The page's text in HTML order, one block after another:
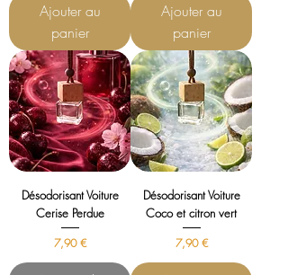
Ajouter au
panier
Ajouter au
panier
Désodorisant Voiture
Cerise Perdue
Prix
7,90 €
Désodorisant Voiture
Coco et citron vert
Prix
7,90 €